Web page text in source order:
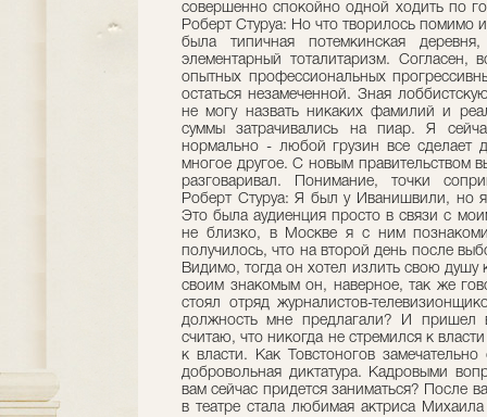
совершенно спокойно одной ходить по
Роберт Стуруа: Но что творилось помимо
была типичная потемкинская
элементарный тоталитаризм.
опытных профессиональных
остаться незамеченной. Зная
не могу назвать никаких фамилий и
суммы затрачивались на пиар. Я
нормально - любой грузин все сделает
многое другое. С новым правительством
разговаривал. Понимание, точки
Роберт Стуруа: Я был у Иванишвили, но
Это была аудиенция просто в связи с
не близко, в Москве я с ним
получилось, что на второй день после
Видимо, тогда он хотел излить свою
своим знакомым он, наверное, так же
стоял отряд журналистов-
должность мне предлагали? И
считаю, что никогда не стремился к
к власти. Как Товстоногов
добровольная диктатура. Кадровыми
вам сейчас придется заниматься? После
в театре стала любимая актриса